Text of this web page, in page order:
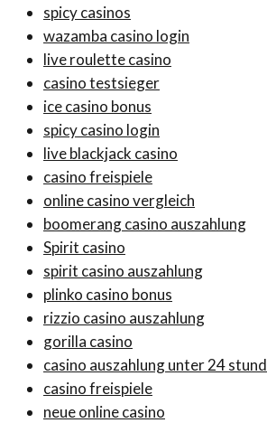
spicy casinos
wazamba casino login
live roulette casino
casino testsieger
ice casino bonus
spicy casino login
live blackjack casino
casino freispiele
online casino vergleich
boomerang casino auszahlung
Spirit casino
spirit casino auszahlung
plinko casino bonus
rizzio casino auszahlung
gorilla casino
casino auszahlung unter 24
casino freispiele
neue online casino